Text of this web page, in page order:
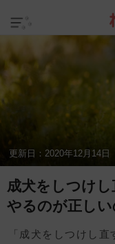
更新日： 2020年12月14日
成犬をしつけ
やるのが正しい
「成犬をしつけし